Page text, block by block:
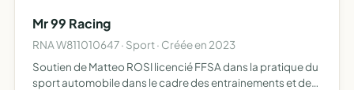
Mr 99 Racing
RNA W811010647 · Sport · Créée en 2023
Soutien de Matteo ROSI licencié FFSA dans la pratique du
sport automobile dans le cadre des entrainements et des